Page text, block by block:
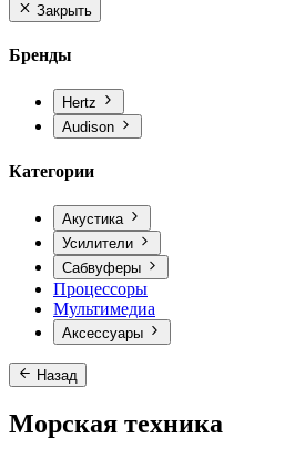
Закрыть
Бренды
Hertz
Audison
Категории
Акустика
Усилители
Сабвуферы
Процессоры
Мультимедиа
Аксессуары
Назад
Морская техника